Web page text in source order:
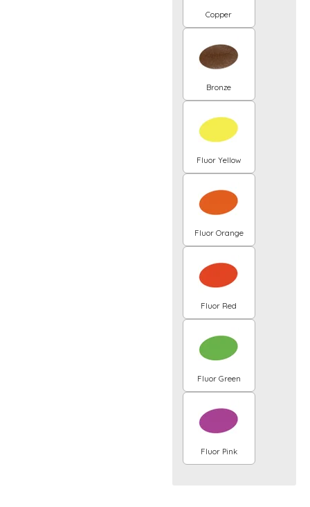
Copper
Bronze
Fluor Yellow
Fluor Orange
Fluor Red
Fluor Green
Fluor Pink